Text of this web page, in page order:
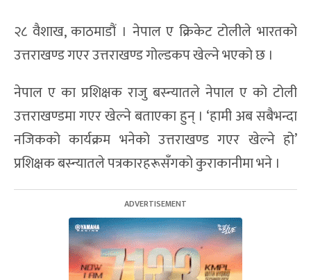
२८ वैशाख, काठमाडौं । नेपाल ए क्रिकेट टोलीले भारतको
उत्तराखण्ड गएर उत्तराखण्ड गोल्डकप खेल्ने भएको छ ।
नेपाल ए का प्रशिक्षक राजु बस्न्यातले नेपाल ए को टोली
उत्तराखण्डमा गएर खेल्ने बताएका हुन् । ‘हामी अब सबैभन्दा
नजिकको कार्यक्रम भनेको उत्तराखण्ड गएर खेल्ने हो’
प्रशिक्षक बस्न्यातले पत्रकारहरूसँगको कुराकानीमा भने ।